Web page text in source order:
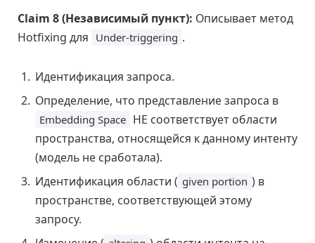
Claim 8 (Независимый пункт): Описывает метод
Hotfixing для Under-triggering .
Идентификация запроса.
Определение, что представление запроса в
Embedding Space НЕ соответствует области
пространства, относящейся к данному интенту
(модель не сработала).
Идентификация области ( given portion ) в
пространстве, соответствующей этому
запросу.